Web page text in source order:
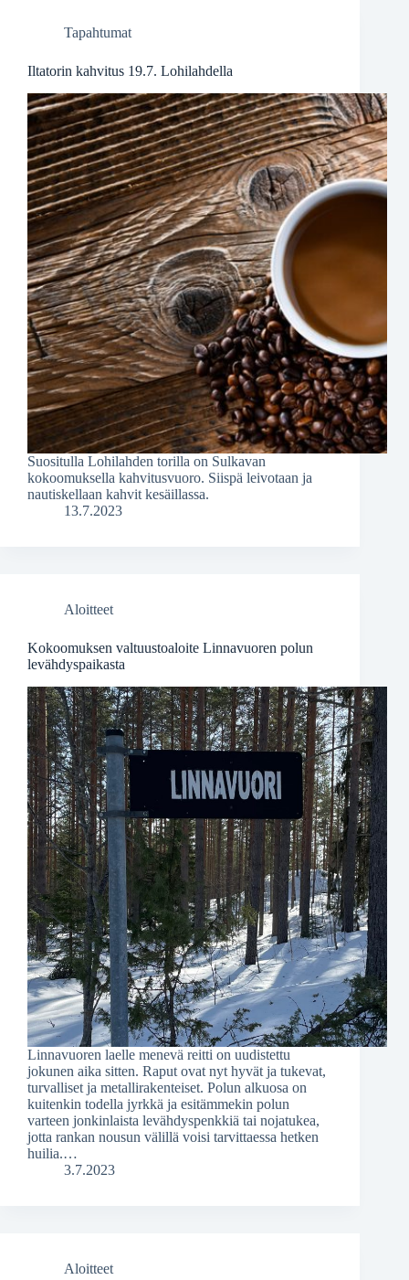
Tapahtumat
Iltatorin kahvitus 19.7. Lohilahdella
Suositulla Lohilahden torilla on Sulkavan
kokoomuksella kahvitusvuoro. Siispä leivotaan ja
nautiskellaan kahvit kesäillassa.
13.7.2023
Aloitteet
Kokoomuksen valtuustoaloite Linnavuoren polun
levähdyspaikasta
Linnavuoren laelle menevä reitti on uudistettu
jokunen aika sitten. Raput ovat nyt hyvät ja tukevat,
turvalliset ja metallirakenteiset. Polun alkuosa on
kuitenkin todella jyrkkä ja esitämmekin polun
varteen jonkinlaista levähdyspenkkiä tai nojatukea,
jotta rankan nousun välillä voisi tarvittaessa hetken
huilia.…
3.7.2023
Aloitteet